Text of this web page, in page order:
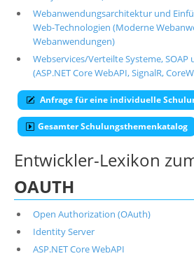
Webanwendungsarchitektur und
Web-Technologien (Moderne
Webanwendungen)
Webservices/Verteilte Systeme, SOAP
(ASP.NET Core WebAPI, SignalR,
Anfrage für eine individuelle
Gesamter Schulungsthemenkatalog
Entwickler-Lexikon
OAUTH
Open Authorization (OAuth)
Identity Server
ASP.NET Core WebAPI